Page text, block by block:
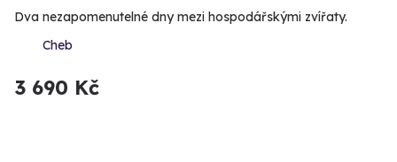
Dva nezapomenutelné dny mezi hospodářskými zvířaty.
Cheb
3 690 Kč